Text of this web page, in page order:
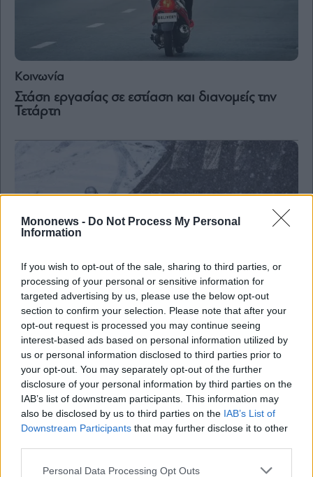
Mononews - Do Not Process My Personal
Information
If you wish to opt-out of the sale, sharing to third parties, or
processing of your personal or sensitive information for
targeted advertising by us, please use the below opt-out
section to confirm your selection. Please note that after your
opt-out request is processed you may continue seeing
interest-based ads based on personal information utilized by
us or personal information disclosed to third parties prior to
your opt-out. You may separately opt-out of the further
disclosure of your personal information by third parties on the
IAB’s list of downstream participants. This information may
also be disclosed by us to third parties on the IAB’s List of
Downstream Participants that may further disclose it to other
Personal Data Processing Opt Outs
Κοινωνία
Στάση εργασίας σε εστίαση και διανομείς την
Τετάρτη
Business
Η «Μήδεια» πάγωσε και το delivery στην Αττική
– Η στάση του e-food